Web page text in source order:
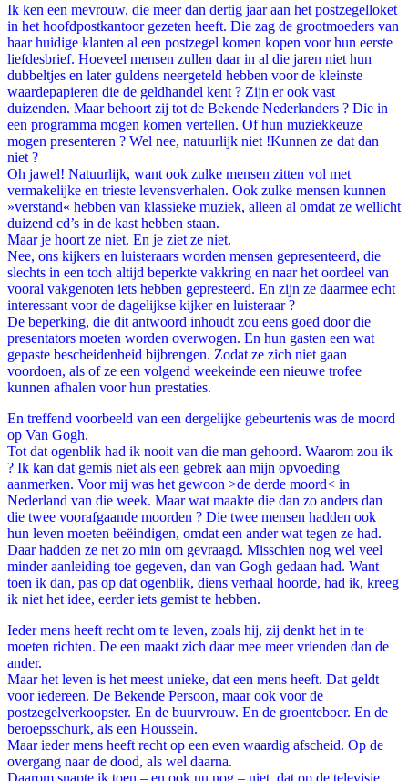
Ik ken een mevrouw, die meer dan dertig jaar aan het postzegelloket
in het hoofdpostkantoor gezeten heeft. Die zag de grootmoeders van
haar huidige klanten al een postzegel komen kopen voor hun eerste
liefdesbrief. Hoeveel mensen zullen daar in al die jaren niet hun
dubbeltjes en later guldens neergeteld hebben voor de kleinste
waardepapieren die de geldhandel kent ? Zijn er ook vast
duizenden. Maar behoort zij tot de Bekende Nederlanders ? Die in
een programma mogen komen vertellen. Of hun muziekkeuze
mogen presenteren ? Wel nee, natuurlijk niet !Kunnen ze dat dan
niet ?
Oh jawel! Natuurlijk, want ook zulke mensen zitten vol met
vermakelijke en trieste levensverhalen. Ook zulke mensen kunnen
»verstand« hebben van klassieke muziek, alleen al omdat ze wellicht
duizend cd’s in de kast hebben staan.
Maar je hoort ze niet. En je ziet ze niet.
Nee, ons kijkers en luisteraars worden mensen gepresenteerd, die
slechts in een toch altijd beperkte vakkring en naar het oordeel van
vooral vakgenoten iets hebben gepresteerd. En zijn ze daarmee echt
interessant voor de dagelijkse kijker en luisteraar ?
De beperking, die dit antwoord inhoudt zou eens goed door die
presentators moeten worden overwogen. En hun gasten een wat
gepaste bescheidenheid bijbrengen. Zodat ze zich niet gaan
voordoen, als of ze een volgend weekeinde een nieuwe trofee
kunnen afhalen voor hun prestaties.
En treffend voorbeeld van een dergelijke gebeurtenis was de moord
op Van Gogh.
Tot dat ogenblik had ik nooit van die man gehoord. Waarom zou ik
? Ik kan dat gemis niet als een gebrek aan mijn opvoeding
aanmerken. Voor mij was het gewoon >de derde moord< in
Nederland van die week. Maar wat maakte die dan zo anders dan
die twee voorafgaande moorden ? Die twee mensen hadden ook
hun leven moeten beëindigen, omdat een ander wat tegen ze had.
Daar hadden ze net zo min om gevraagd. Misschien nog wel veel
minder aanleiding toe gegeven, dan van Gogh gedaan had. Want
toen ik dan, pas op dat ogenblik, diens verhaal hoorde, had ik, kreeg
ik niet het idee, eerder iets gemist te hebben.
Ieder mens heeft recht om te leven, zoals hij, zij denkt het in te
moeten richten. De een maakt zich daar mee meer vrienden dan de
ander.
Maar het leven is het meest unieke, dat een mens heeft. Dat geldt
voor iedereen. De Bekende Persoon, maar ook voor de
postzegelverkoopster. En de buurvrouw. En de groenteboer. En de
beroepsschurk, als een Houssein.
Maar ieder mens heeft recht op een even waardig afscheid. Op de
overgang naar de dood, als wel daarna.
Daarom snapte ik toen – en ook nu nog – niet, dat op de televisie